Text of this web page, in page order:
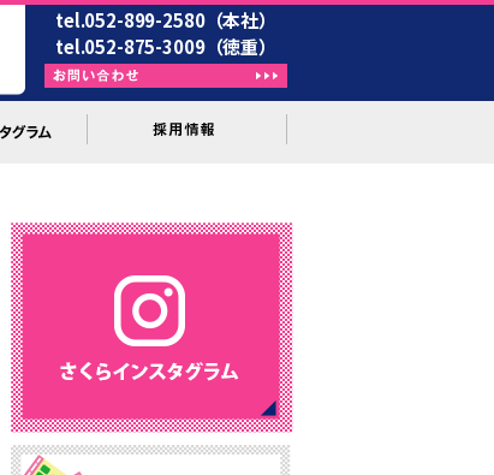
tel.052-899-2580（本社）
tel.052-875-3009（徳重）